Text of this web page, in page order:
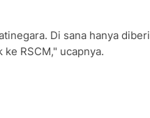
Di sana hanya diberi
RSCM," ucapnya.